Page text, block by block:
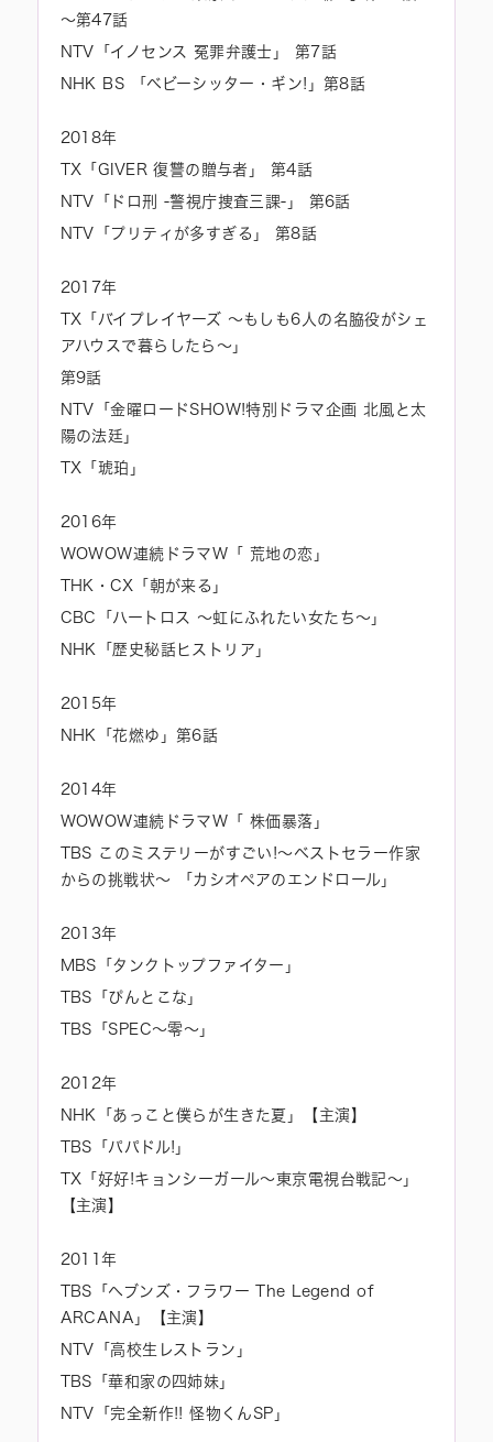
～第47話
NTV「イノセンス 冤罪弁護士」 第7話
NHK BS 「ベビーシッター・ギン!」第8話
2018年
TX「GIVER 復讐の贈与者」 第4話
NTV「ドロ刑 -警視庁捜査三課-」 第6話
NTV「プリティが多すぎる」 第8話
2017年
TX「バイプレイヤーズ ～もしも6人の名脇役がシェ
アハウスで暮らしたら～」
第9話
NTV「金曜ロードSHOW!特別ドラマ企画 北風と太
陽の法廷」
TX「琥珀」
2016年
WOWOW連続ドラマW「 荒地の恋」
THK・CX「朝が来る」
CBC「ハートロス ～虹にふれたい女たち～」
NHK「歴史秘話ヒストリア」
2015年
NHK「花燃ゆ」第6話
2014年
WOWOW連続ドラマW「 株価暴落」
TBS このミステリーがすごい!～ベストセラー作家
からの挑戦状～ 「カシオペアのエンドロール」
2013年
MBS「タンクトップファイター」
TBS「ぴんとこな」
TBS「SPEC～零～」
2012年
NHK「あっこと僕らが生きた夏」【主演】
TBS「パパドル!」
TX「好好!キョンシーガール～東京電視台戦記～」
【主演】
2011年
TBS「ヘブンズ・フラワー The Legend of
ARCANA」【主演】
NTV「高校生レストラン」
TBS「華和家の四姉妹」
NTV「完全新作!! 怪物くんSP」